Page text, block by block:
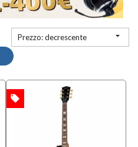
Prezzo: decrescente 
local_offer